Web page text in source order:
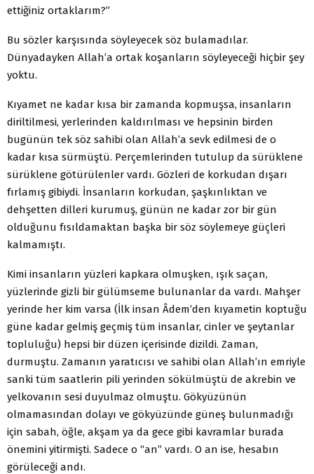
ettiğiniz ortaklarım?”
Bu sözler karşısında söyleyecek söz bulamadılar.
Dünyadayken Allah’a ortak koşanların söyleyeceği hiçbir şey
yoktu.
Kıyamet ne kadar kısa bir zamanda kopmuşsa, insanların
diriltilmesi, yerlerinden kaldırılması ve hepsinin birden
bugünün tek söz sahibi olan Allah’a sevk edilmesi de o
kadar kısa sürmüştü. Perçemlerinden tutulup da sürüklene
sürüklene götürülenler vardı. Gözleri de korkudan dışarı
fırlamış gibiydi. İnsanların korkudan, şaşkınlıktan ve
dehşetten dilleri kurumuş, günün ne kadar zor bir gün
olduğunu fısıldamaktan başka bir söz söylemeye güçleri
kalmamıştı.
Kimi insanların yüzleri kapkara olmuşken, ışık saçan,
yüzlerinde gizli bir gülümseme bulunanlar da vardı. Mahşer
yerinde her kim varsa (İlk insan Âdem’den kıyametin koptuğu
güne kadar gelmiş geçmiş tüm insanlar, cinler ve şeytanlar
topluluğu) hepsi bir düzen içerisinde dizildi. Zaman,
durmuştu. Zamanın yaratıcısı ve sahibi olan Allah’ın emriyle
sanki tüm saatlerin pili yerinden sökülmüştü de akrebin ve
yelkovanın sesi duyulmaz olmuştu. Gökyüzünün
olmamasından dolayı ve gökyüzünde güneş bulunmadığı
için sabah, öğle, akşam ya da gece gibi kavramlar burada
önemini yitirmişti. Sadece o “an” vardı. O an ise, hesabın
görüleceği andı.